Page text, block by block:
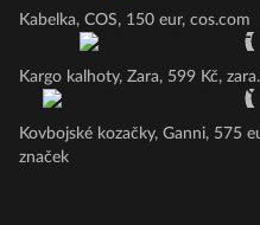
Kabelka, COS, 150 eur, cos.com
Kargo kalhoty, Zara, 599 Kč,
Kovbojské kozačky, Ganni, 575
značek